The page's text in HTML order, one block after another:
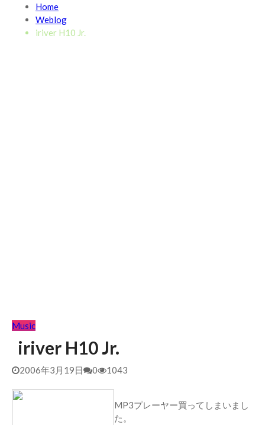
Home
Weblog
iriver H10 Jr.
Music
iriver H10 Jr.
2006年3月19日 0 1043
MP3プレーヤー買ってしまいまし
た。